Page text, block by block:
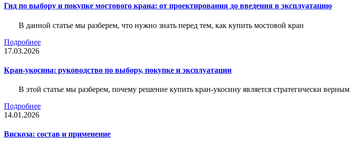
Гид по выбору и покупке мостового крана: от проектирования до введения в эксплуатацию
В данной статье мы разберем, что нужно знать перед тем, как купить мостовой кран
Подробнее
17.03.2026
Кран-укосина: руководство по выбору, покупке и эксплуатации
В этой статье мы разберем, почему решение купить кран-укосину является стратегически верным
Подробнее
14.01.2026
Вискоза: состав и применение